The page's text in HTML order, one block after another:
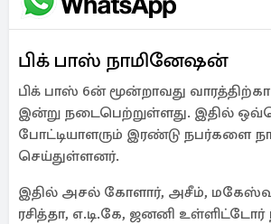
பிக் பாஸ் நாமினேஷன்
பிக் பாஸ் 6ன் மூன்றாவது
இன்று நடைபெற்றுள்ளது. இதில்
போட்டியாளரும் இரண்டு நபர்களை
செய்துள்ளனர்.
இதில் அசல் கோளார், அசீம்,
ரசித்தா, எ.டி.கே, ஜனனி உள்ளிட்டோர்